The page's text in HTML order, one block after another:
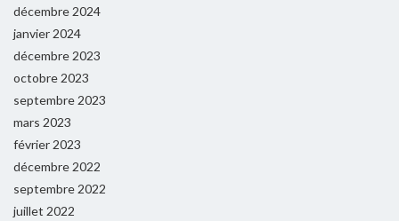
décembre 2024
janvier 2024
décembre 2023
octobre 2023
septembre 2023
mars 2023
février 2023
décembre 2022
septembre 2022
juillet 2022